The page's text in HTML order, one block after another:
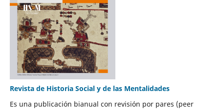
Revista de Historia Social y de las Mentalidades
Es una publicación bianual con revisión por pares (peer